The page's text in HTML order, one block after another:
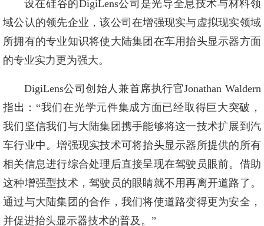
设在硅谷的DigiLens公司是光导全息技术与材料领
域公认的领先企业，该公司在增强现实与虚拟现实领域
所拥有的专业知识将使大陆集团在车用抬头显示器方面
的专业实力更为强大。
DigiLens公司创始人兼首席执行官Jonathan Waldern
指出：“我们在光学元件集成方面已经取得巨大突破，
我们坚信我们与大陆集团携手能够将这一技术扩展到汽
车行业中。增强现实技术可将抬头显示器所提供的所有
相关信息进行综合处理后直接呈现在驾驶员眼前。借助
这种增强型技术，驾驶员的眼睛就不用再离开道路了。
通过与大陆集团的合作，我们将使道路变得更为安全，
并促进抬头显示器技术的普及。”